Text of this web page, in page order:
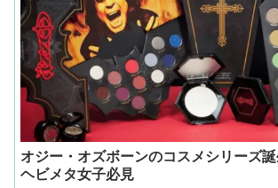
オジー・オズボーンのコスメシリーズ
ヘビメタ女子必見